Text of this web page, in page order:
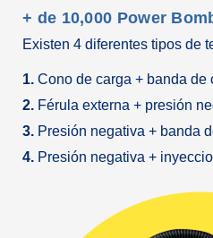
+ de 10,000 Power
Existen 4 diferentes tipos de
1. Cono de carga + banda de
2. Férula externa + presión
3. Presión negativa + banda
4. Presión negativa +